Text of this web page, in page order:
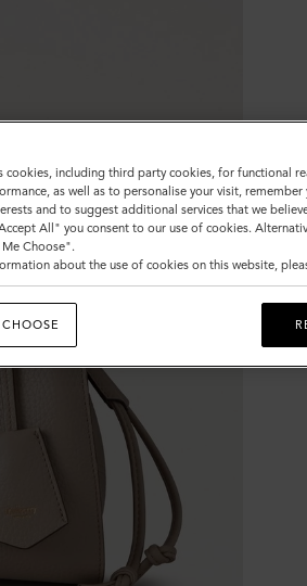
cookies, including third party cookies, for functional
as well as to personalise your visit,
and to suggest additional services that we
All" you consent to our use of cookies.
Choose".
about the use of cookies on this website,